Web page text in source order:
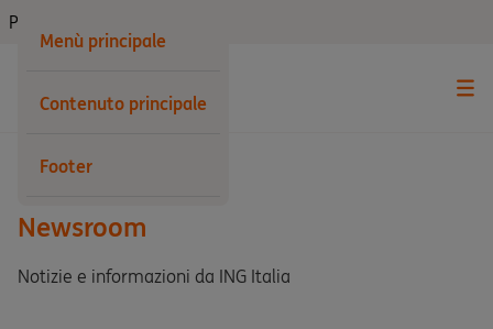
Menù principale
Contenuto principale
Footer
Privati
Newsroom
Notizie e informazioni da ING Italia